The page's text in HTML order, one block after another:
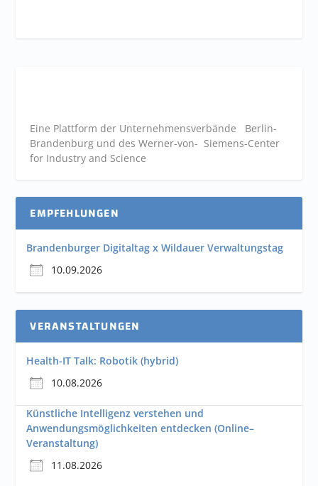
Eine Plattform der Unternehmensverbände Berlin-
Brandenburg und des Werner-von- Siemens-Center
for Industry and Science
EMPFEHLUNGEN
Brandenburger Digitaltag x Wildauer Verwaltungstag
10.09.2026
VERANSTALTUNGEN
Health-IT Talk: Robotik (hybrid)
10.08.2026
Künstliche Intelligenz verstehen und
Anwendungsmöglichkeiten entdecken (Online–
Veranstaltung)
11.08.2026